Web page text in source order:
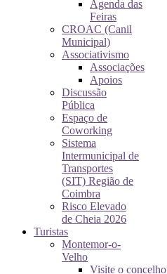
Agenda das
Feiras
CROAC (Canil
Municipal)
Associativismo
Associações
Apoios
Discussão
Pública
Espaço de
Coworking
Sistema
Intermunicipal de
Transportes
(SIT) Região de
Coimbra
Risco Elevado
de Cheia 2026
Turistas
Montemor-o-
Velho
Visite o concelho